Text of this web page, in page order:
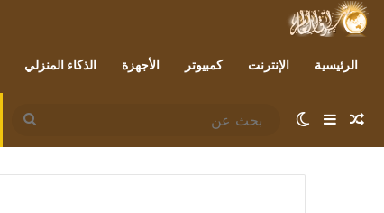
الرئيسية الإنترنت كمبيوتر الأجهزة الذكاء المنزلي
مقال عشوائي
إضافة عمود جانبي
الوضع المظلم
بحث
عن